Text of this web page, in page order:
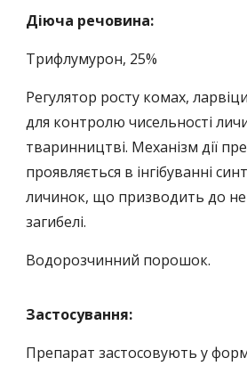
Діюча речовина:
Трифлумурон, 25%
Регулятор росту комах,
для контролю чисельності
тваринництві. Механізм дії
проявляється в інгібуванні
личинок, що призводить до
загибелі.
Водорозчинний порошок.
Застосування:
Препарат застосовують у